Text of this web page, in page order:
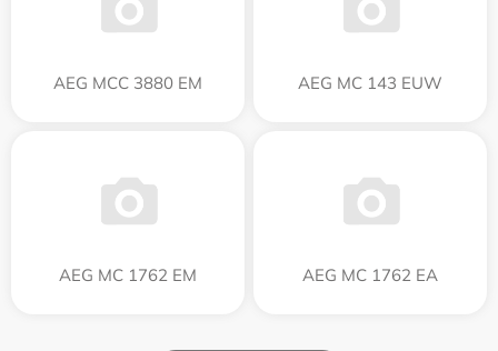
AEG MCC 3880 EM AEG MC 143 EUW
AEG MC 1762 EM AEG MC 1762 EA